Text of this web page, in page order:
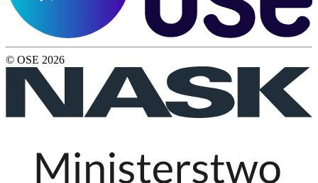
© OSE 2026